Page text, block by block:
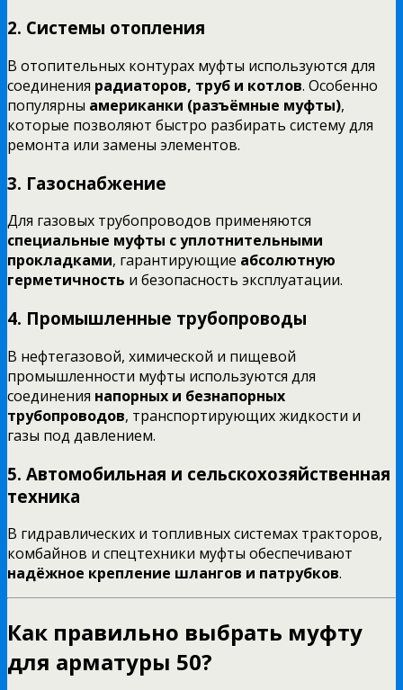
2. Системы отопления
В отопительных контурах муфты используются для
соединения радиаторов, труб и котлов. Особенно
популярны американки (разъёмные муфты),
которые позволяют быстро разбирать систему для
ремонта или замены элементов.
3. Газоснабжение
Для газовых трубопроводов применяются
специальные муфты с уплотнительными
прокладками, гарантирующие абсолютную
герметичность и безопасность эксплуатации.
4. Промышленные трубопроводы
В нефтегазовой, химической и пищевой
промышленности муфты используются для
соединения напорных и безнапорных
трубопроводов, транспортирующих жидкости и
газы под давлением.
5. Автомобильная и сельскохозяйственная
техника
В гидравлических и топливных системах тракторов,
комбайнов и спецтехники муфты обеспечивают
надёжное крепление шлангов и патрубков.
Как правильно выбрать муфту
для арматуры 50?